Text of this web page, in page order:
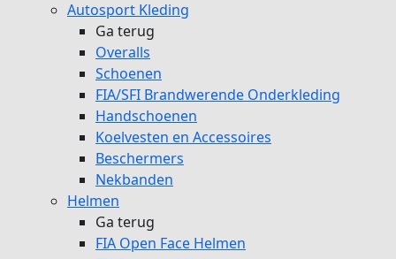
Autosport Kleding
Ga terug
Overalls
Schoenen
FIA/SFI Brandwerende Onderkleding
Handschoenen
Koelvesten en Accessoires
Beschermers
Nekbanden
Helmen
Ga terug
FIA Open Face Helmen